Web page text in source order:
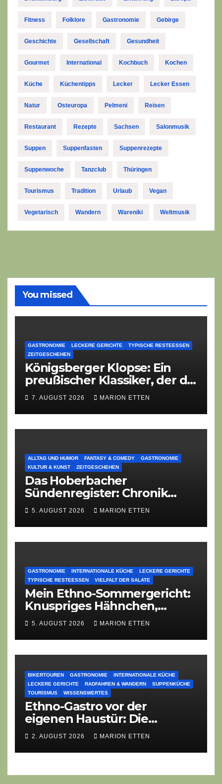
Fitness Folklore Gastronomie Gebirge
Geschichte Gesellschaft Gesundheit
Gourmet International Kochbuch Kochen
Küche Küchentipps Lecker Lecker Essen
Natur Osteuropa Pelmeni Reisen
Restaurant Rezepte Sachsen Salonmusik
Suppen Suppenfasten Suppenrezepte
Suppenwoche Tanzclub Thüringen
Tourismus Tradition Urlaub Vegan
Vegetarisch Wandern Wareniki Weltmusik
You missed
GASTRONOMIE LECKERE GERICHTE
TYPISCHE RESTEESSEN
ZEITGESCHEHEN
Königsberger Klopse: Ein
preußischer Klassiker, der die
Zeiten überdauert
7. AUGUST 2026 MARION ETTEN
ALLTAG UND HUMOR FANTASY & COMEDY
GASTRONOMIE
KULTUR & KUNST
ZEITGESCHEHEN
Das Hoberbacher
Sündenregister: Chronik
eines angekündigten
Dorffest-Debakels
5. AUGUST 2026 MARION ETTEN
GASTRONOMIE INTERNATIONALE KÜCHE
LECKERE GERICHTE
TYPISCHE RESTEESSEN
VIELFALT DER SALATE
Mein Ethno-Sommergericht:
Knuspriges Hähnchen,
Lauch-Rührei, Salat
5. AUGUST 2026 MARION ETTEN
BIKERTOUREN GASTRONOMIE
INTERNATIONALE KÜCHE
LECKERE GERICHTE
RADFAHREN & WANDERN
SUPPENKÜCHE
TOURISMUS
WISSENSWERTES
Ethno-Gastro vor der
eigenen Haustür: Die
geheime kulinarische DNA
des Gasthofs „Zur Eiche“
2. AUGUST 2026 MARION ETTEN